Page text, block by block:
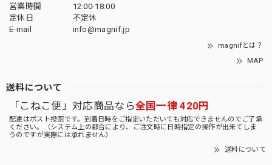
営業時間
12:00-18:00
定休日
不定休
E-mail
info@magnif.jp
magnifとは？
MAP
送料について
「こねこ便」対応商品なら全国一律 420円
配達はポスト投函です。到着日時をご指定いただいても対応できませんのでご了承
ください。（システム上の都合により、ご注文時に日時指定の操作が出来てしま
うのですが実際には承れません）
送料について